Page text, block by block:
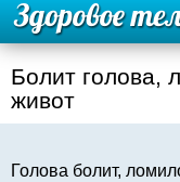
Болит голова,
живот
Голова болит,